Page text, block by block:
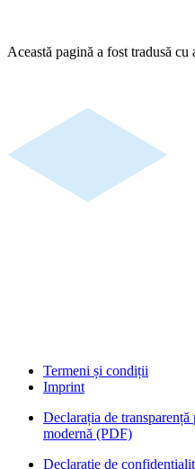
Această pagină a fost tradusă
Termeni și condiții
Imprint
Declarația de
modernă (PDF)
Declarație de